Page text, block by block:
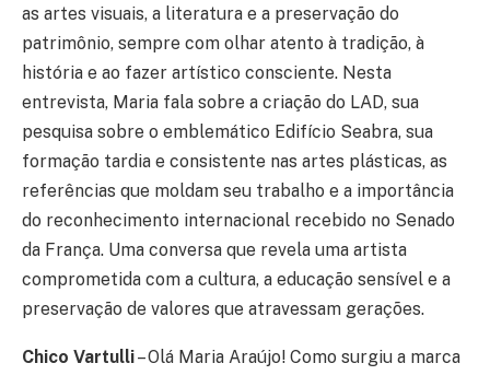
as artes visuais, a literatura e a preservação do
patrimônio, sempre com olhar atento à tradição, à
história e ao fazer artístico consciente. Nesta
entrevista, Maria fala sobre a criação do LAD, sua
pesquisa sobre o emblemático Edifício Seabra, sua
formação tardia e consistente nas artes plásticas, as
referências que moldam seu trabalho e a importância
do reconhecimento internacional recebido no Senado
da França. Uma conversa que revela uma artista
comprometida com a cultura, a educação sensível e a
preservação de valores que atravessam gerações.
Chico Vartulli– Olá Maria Araújo! Como surgiu a marca